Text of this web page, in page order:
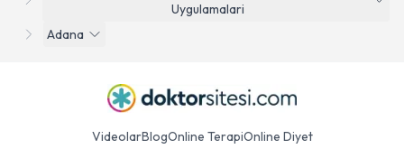
Uygulamalari
Adana
VideolarBlogOnline TerapiOnline Diyet